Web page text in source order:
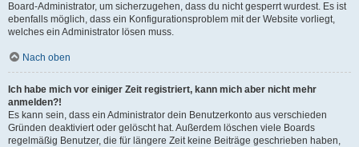
Board-Administrator, um sicherzugehen, dass du nicht gesperrt wurdest. Es ist
ebenfalls möglich, dass ein Konfigurationsproblem mit der Website vorliegt,
welches ein Administrator lösen muss.
Nach oben
Ich habe mich vor einiger Zeit registriert, kann mich aber nicht mehr
anmelden?!
Es kann sein, dass ein Administrator dein Benutzerkonto aus verschieden
Gründen deaktiviert oder gelöscht hat. Außerdem löschen viele Boards
regelmäßig Benutzer, die für längere Zeit keine Beiträge geschrieben haben,